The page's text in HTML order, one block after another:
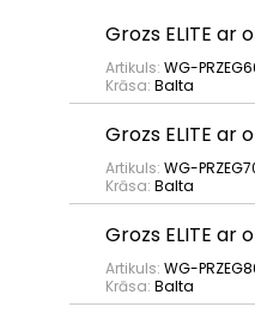
Grozs ELITE
Artikuls: WG-
Krāsa: Balta
Grozs ELITE
Artikuls: WG-
Krāsa: Balta
Grozs ELITE
Artikuls: WG-
Krāsa: Balta